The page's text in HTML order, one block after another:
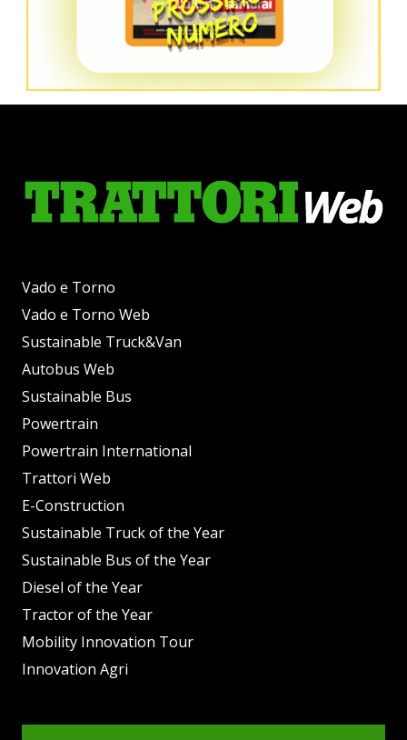
Vado e Torno
Vado e Torno Web
Sustainable Truck&Van
Autobus Web
Sustainable Bus
Powertrain
Powertrain International
Trattori Web
E-Construction
Sustainable Truck of the Year
Sustainable Bus of the Year
Diesel of the Year
Tractor of the Year
Mobility Innovation Tour
Innovation Agri